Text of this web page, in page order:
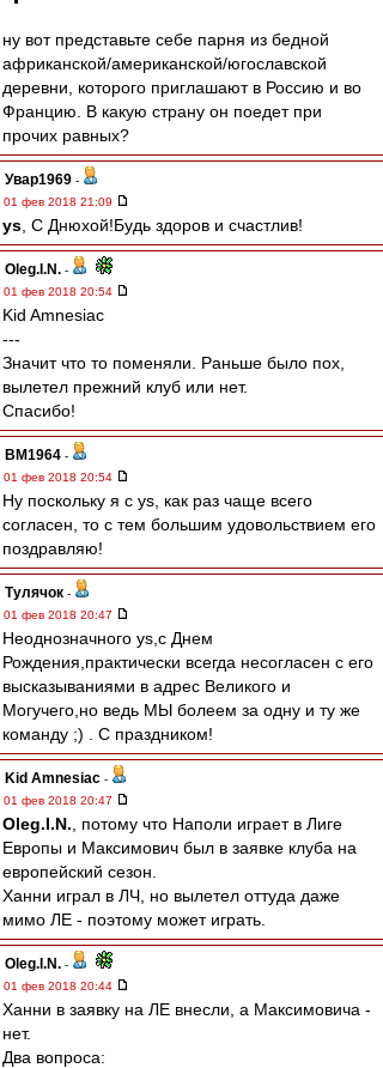
ну вот представьте себе парня из бедной
африканской/американской/югославской
деревни, которого приглашают в Россию и во
Францию. В какую страну он поедет при
прочих равных?
Увар1969 -
01 фев 2018 21:09
ys , С Днюхой!Будь здоров и счастлив!
Oleg.I.N. -
01 фев 2018 20:54
Kid Amnesiac
---
Значит что то поменяли. Раньше было пох,
вылетел прежний клуб или нет.
Спасибо!
BM1964 -
01 фев 2018 20:54
Ну поскольку я с ys, как раз чаще всего
согласен, то с тем большим удовольствием его
поздравляю!
Тулячок -
01 фев 2018 20:47
Неоднозначного ys,с Днем
Рождения,практически всегда несогласен с его
высказываниями в адрес Великого и
Могучего,но ведь МЫ болеем за одну и ту же
команду ;) . С праздником!
Kid Amnesiac -
01 фев 2018 20:47
Oleg.I.N. , потому что Наполи играет в Лиге
Европы и Максимович был в заявке клуба на
европейский сезон.
Ханни играл в ЛЧ, но вылетел оттуда даже
мимо ЛЕ - поэтому может играть.
Oleg.I.N. -
01 фев 2018 20:44
Ханни в заявку на ЛЕ внесли, а Максимовича -
нет.
Два вопроса: